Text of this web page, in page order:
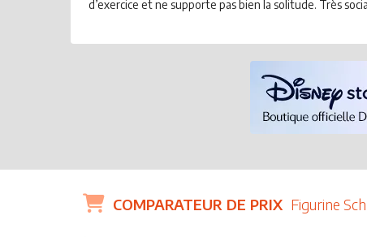
d’exercice et ne supporte pas bien la solitude. Très
COMPARATEUR DE PRIX Figurine